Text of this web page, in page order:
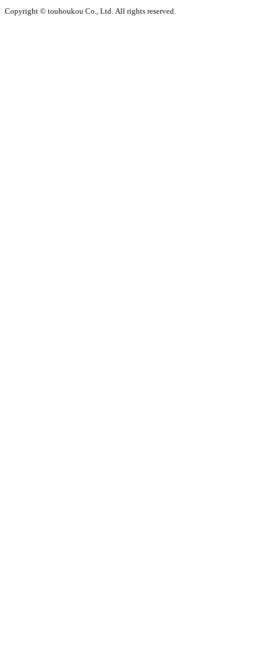
Copyright © touhoukou Co., Ltd. All rights reserved.